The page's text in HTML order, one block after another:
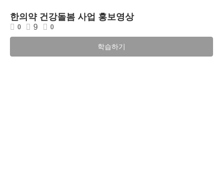
한의약 건강돌봄 사업 홍보영상
0 9 0
학습하기